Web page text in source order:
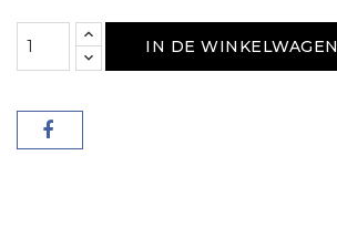
IN DE WINKELWAGEN